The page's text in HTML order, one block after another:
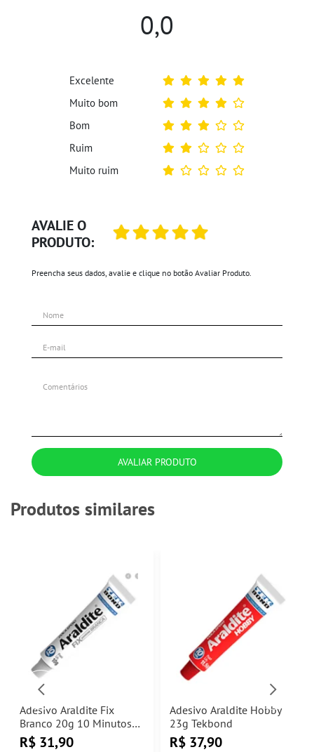
AVALIE O
PRODUTO:
Preencha seus dados, avalie e clique no botão Avaliar Produto.
AVALIAR PRODUTO
0,0
Excelente
Muito bom
Bom
Ruim
Muito ruim
Produtos similares
Adesivo Araldite Fix
Branco 20g 10 Minutos
Tekbond
R$ 31,90
Adesivo Araldite Hobby
23g Tekbond
R$ 37,90